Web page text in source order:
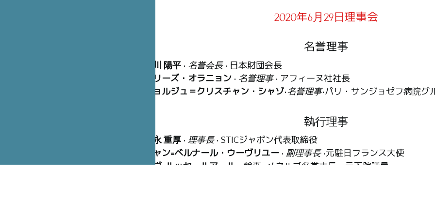
2020年6月29日理事会
名誉理事
笹川 陽平 • 名誉会長• 日本財団会長
マリーズ・オラニョン • 名誉理事• アフィーヌ社社長
ジョルジュ＝クリスチャン・シャゾ•名誉理事•パリ・サンジョゼフ病院グ
執行理事
冨永 重厚 • 理事長• STICジャポン代表取締役
ジャン=ベルナール・ウーヴリユー • 副理事長•元駐日フランス大使
イヴ=ルッセ・ルアール
幹事• メネルブ名誉市長、元下院議員